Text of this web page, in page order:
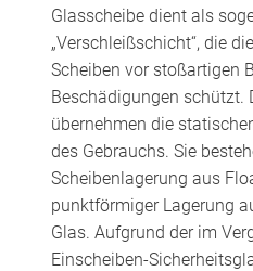
Glasscheibe dient als
„Verschleißschicht“, die
Scheiben vor stoßartigen
Beschädigungen schützt.
übernehmen die
des Gebrauchs. Sie
Scheibenlagerung aus
punktförmiger Lagerung
Glas. Aufgrund der im
Einscheiben-